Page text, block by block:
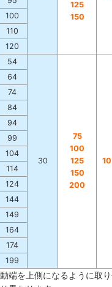
125
150
100
110
120
54
30
75
100
125
150
200
64
74
84
94
99
104
114
124
144
149
164
174
199
端を上側になるように取